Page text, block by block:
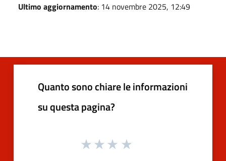
Ultimo aggiornamento: 14 novembre 2025, 12:49
Quanto sono chiare le informazioni
su questa pagina?